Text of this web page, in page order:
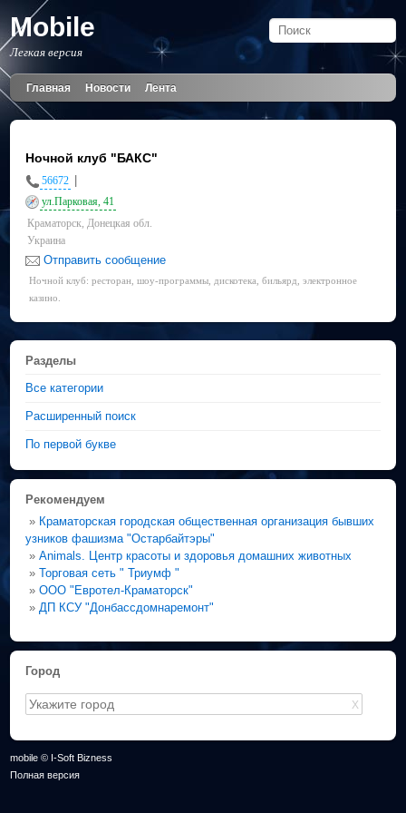
Mobile
Легкая версия
Главная Новости Лента
Ночной клуб "БАКС"
56672
ул.Парковая, 41
Краматорск, Донецкая обл.
Украина
Отправить сообщение
Ночной клуб: ресторан, шоу-программы, дискотека, бильярд, электронное
казино.
Разделы
Все категории
Расширенный поиск
По первой букве
Рекомендуем
» Краматорская городская общественная организация бывших
узников фашизма "Остарбайтэры"
»Animals. Центр красоты и здоровья домашних животных
»Торговая сеть " Триумф "
»ООО "Евротел-Краматорск"
» ДП КСУ "Донбассдомнаремонт"
Город
X
mobile © I-Soft Bizness
Полная версия